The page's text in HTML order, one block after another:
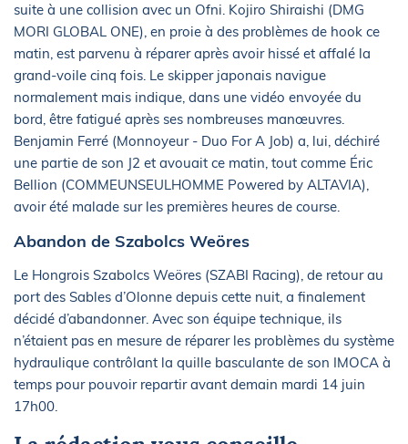
suite à une collision avec un Ofni. Kojiro Shiraishi (DMG
MORI GLOBAL ONE), en proie à des problèmes de hook ce
matin, est parvenu à réparer après avoir hissé et affalé la
grand-voile cinq fois. Le skipper japonais navigue
normalement mais indique, dans une vidéo envoyée du
bord, être fatigué après ses nombreuses manœuvres.
Benjamin Ferré (Monnoyeur - Duo For A Job) a, lui, déchiré
une partie de son J2 et avouait ce matin, tout comme Éric
Bellion (COMMEUNSEULHOMME Powered by ALTAVIA),
avoir été malade sur les premières heures de course.
Abandon de Szabolcs Weöres
Le Hongrois Szabolcs Weöres (SZABI Racing), de retour au
port des Sables d’Olonne depuis cette nuit, a finalement
décidé d’abandonner. Avec son équipe technique, ils
n’étaient pas en mesure de réparer les problèmes du système
hydraulique contrôlant la quille basculante de son IMOCA à
temps pour pouvoir repartir avant demain mardi 14 juin
17h00.